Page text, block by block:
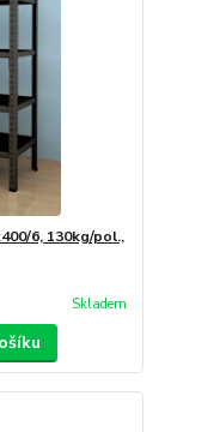
6, 130kg/pol.,
Skladem